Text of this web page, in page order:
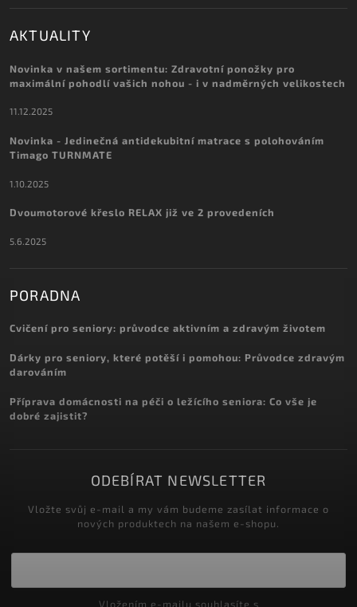
AKTUALITY
Novinka v našem sortimentu: Zdravotní ponožky pro
maximální pohodlí vašich nohou - i v nadměrných velikostech
11.12.2025
Novinka - Jedinečná antidekubitní matrace s polohováním
Timago TURNMATE
1.10.2025
Dvoumotorové křeslo RELAX již ve 2 provedeních
5.6.2025
PORADNA
Cvičení pro seniory: průvodce aktivním a zdravým životem
Dárky pro seniory, které potěší i pomohou: Průvodce zdravým
darováním
Příprava domácnosti na péči o ležícího seniora: Co vše je
dobré zajistit?
ODEBÍRAT NEWSLETTER
Vložte svůj e-mail a my vám budeme zasílat informace o
nových produktech na našem e-shopu.